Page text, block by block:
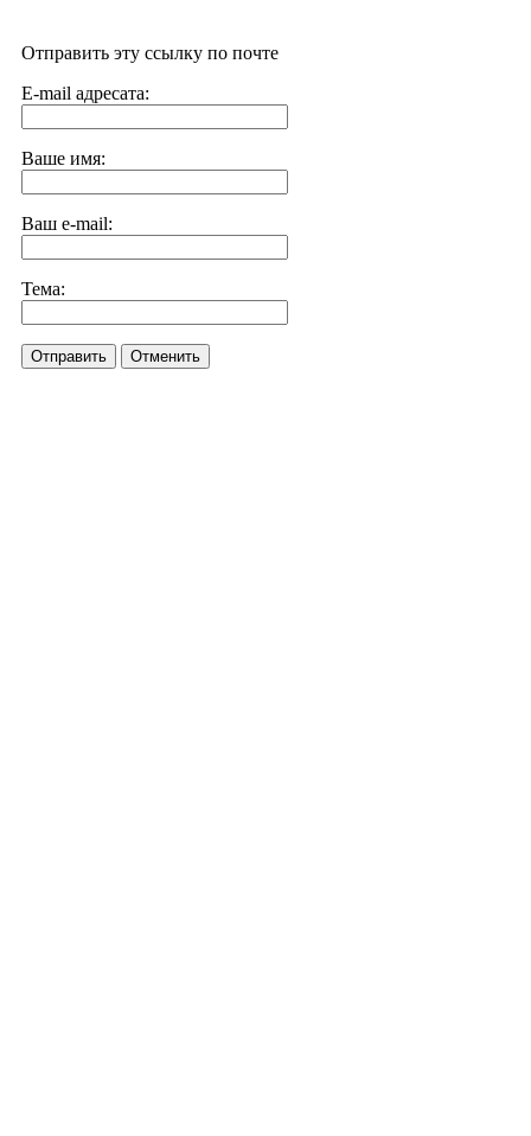
Отправить эту ссылку по почте
E-mail адресата:
Ваше имя:
Ваш e-mail:
Тема:
Отправить Отменить